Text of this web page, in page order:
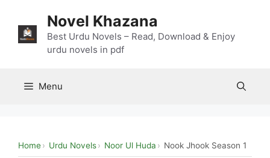
content
Novel Khazana
Best Urdu Novels – Read, Download & Enjoy
urdu novels in pdf
Menu
Home Urdu Novels Noor Ul Huda Nook Jhook Season 1